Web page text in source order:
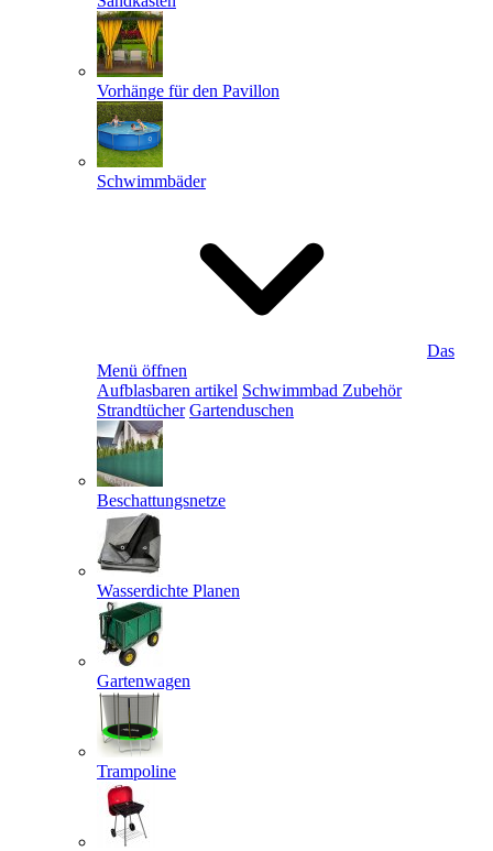
Vorhänge für den Pavillon
Schwimmbäder
Das
Menü öffnen
Aufblasbaren artikel Schwimmbad Zubehör
Strandtücher Gartenduschen
Beschattungsnetze
Wasserdichte Planen
Gartenwagen
Trampoline